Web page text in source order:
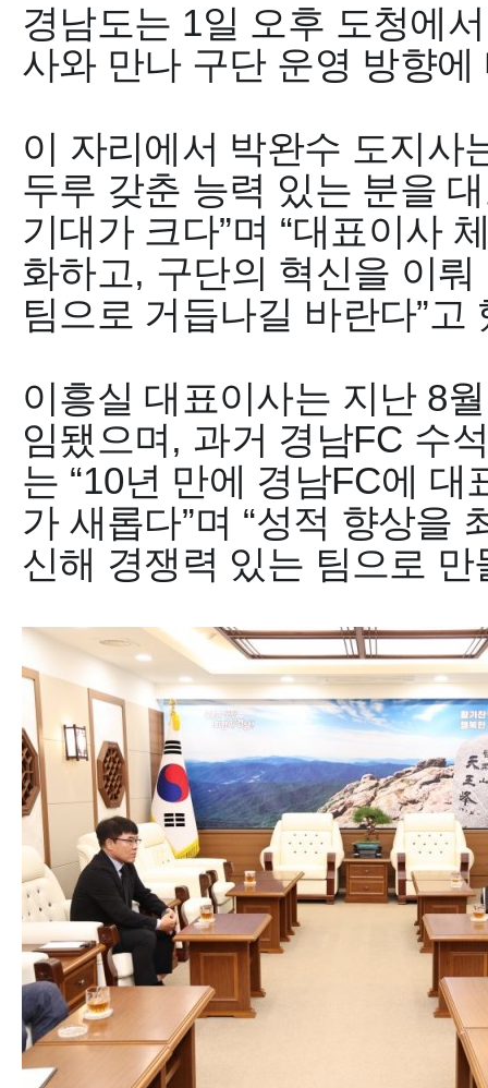
경남도는 1일 오후 도청에
사와 만나 구단 운영 방향
이 자리에서 박완수 도지사
두루 갖춘 능력 있는 분을
기대가 크다”며 “대표이사
화하고, 구단의 혁신을 이
팀으로 거듭나길 바란다”고
이흥실 대표이사는 지난 8
임됐으며, 과거 경남FC 수
는 “10년 만에 경남FC에 대
가 새롭다”며 “성적 향상을
신해 경쟁력 있는 팀으로 만